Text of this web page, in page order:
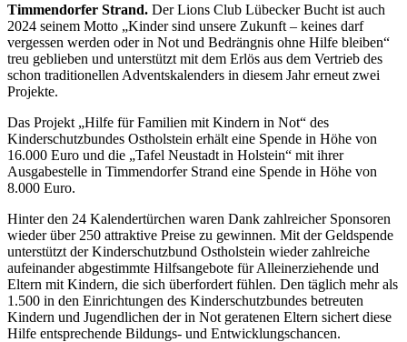
Timmendorfer Strand. Der Lions Club Lübecker Bucht ist auch
2024 seinem Motto „Kinder sind unsere Zukunft – keines darf
vergessen werden oder in Not und Bedrängnis ohne Hilfe bleiben“
treu geblieben und unterstützt mit dem Erlös aus dem Vertrieb des
schon traditionellen Adventskalenders in diesem Jahr erneut zwei
Projekte.
Das Projekt „Hilfe für Familien mit Kindern in Not“ des
Kinderschutzbundes Ostholstein erhält eine Spende in Höhe von
16.000 Euro und die „Tafel Neustadt in Holstein“ mit ihrer
Ausgabestelle in Timmendorfer Strand eine Spende in Höhe von
8.000 Euro.
Hinter den 24 Kalendertürchen waren Dank zahlreicher Sponsoren
wieder über 250 attraktive Preise zu gewinnen. Mit der Geldspende
unterstützt der Kinderschutzbund Ostholstein wieder zahlreiche
aufeinander abgestimmte Hilfsangebote für Alleinerziehende und
Eltern mit Kindern, die sich überfordert fühlen. Den täglich mehr als
1.500 in den Einrichtungen des Kinderschutzbundes betreuten
Kindern und Jugendlichen der in Not geratenen Eltern sichert diese
Hilfe entsprechende Bildungs- und Entwicklungschancen.